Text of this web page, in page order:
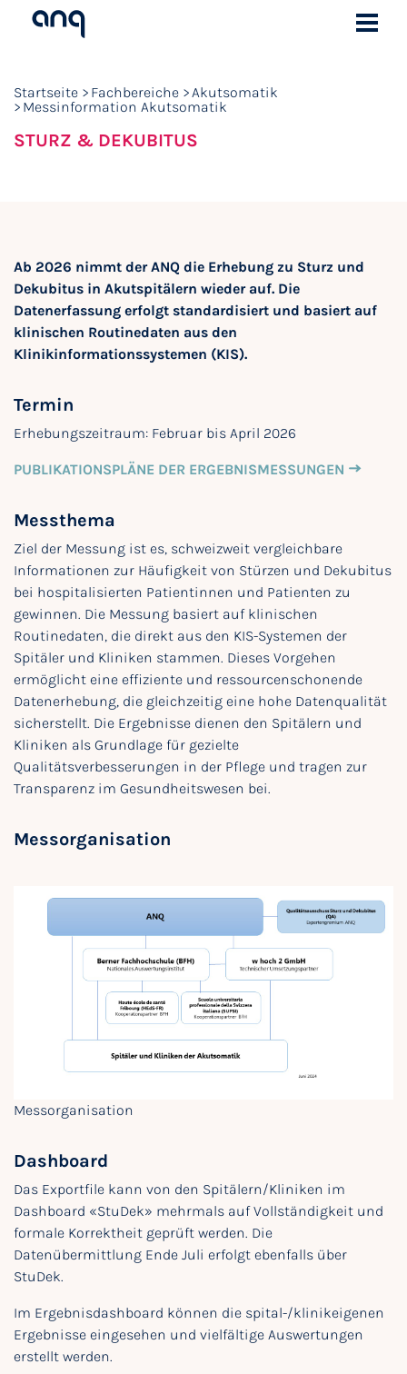
Startseite Fachbereiche
Akutsomatik
Messinformation Akutsomatik
STURZ & DEKUBITUS
Ab 2026 nimmt der ANQ die Erhebung zu Sturz und
Dekubitus in Akutspitälern wieder auf. Die
Datenerfassung erfolgt standardisiert und basiert auf
klinischen Routinedaten aus den
Klinikinformationssystemen (KIS).
Termin
Erhebungszeitraum: Februar bis April 2026
PUBLIKATIONSPLÄNE DER ERGEBNISMESSUNGEN
Messthema
Ziel der Messung ist es, schweizweit vergleichbare
Informationen zur Häufigkeit von Stürzen und Dekubitus
bei hospitalisierten Patientinnen und Patienten zu
gewinnen. Die Messung basiert auf klinischen
Routinedaten, die direkt aus den KIS-Systemen der
Spitäler und Kliniken stammen. Dieses Vorgehen
ermöglicht eine effiziente und ressourcenschonende
Datenerhebung, die gleichzeitig eine hohe Datenqualität
sicherstellt. Die Ergebnisse dienen den Spitälern und
Kliniken als Grundlage für gezielte
Qualitätsverbesserungen in der Pflege und tragen zur
Transparenz im Gesundheitswesen bei.
Messorganisation
Messorganisation
Dashboard
Das Exportfile kann von den Spitälern/Kliniken im
Dashboard «StuDek» mehrmals auf Vollständigkeit und
formale Korrektheit geprüft werden. Die
Datenübermittlung Ende Juli erfolgt ebenfalls über
StuDek.
Im Ergebnisdashboard können die spital-/klinikeigenen
Ergebnisse eingesehen und vielfältige Auswertungen
erstellt werden.